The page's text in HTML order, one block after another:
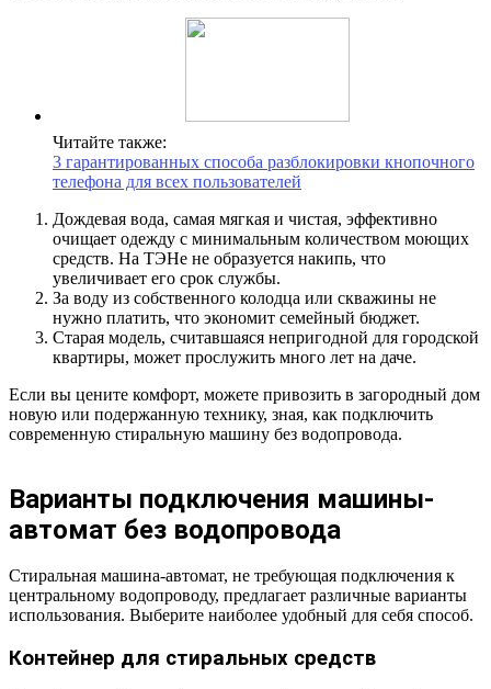
Читайте также:
3 гарантированных способа разблокировки кнопочного
телефона для всех пользователей
Дождевая вода, самая мягкая и чистая, эффективно
очищает одежду с минимальным количеством моющих
средств. На ТЭНе не образуется накипь, что
увеличивает его срок службы.
За воду из собственного колодца или скважины не
нужно платить, что экономит семейный бюджет.
Старая модель, считавшаяся непригодной для городской
квартиры, может прослужить много лет на даче.
Если вы цените комфорт, можете привозить в загородный дом
новую или подержанную технику, зная, как подключить
современную стиральную машину без водопровода.
Варианты подключения машины-
автомат без водопровода
Стиральная машина-автомат, не требующая подключения к
центральному водопроводу, предлагает различные варианты
использования. Выберите наиболее удобный для себя способ.
Контейнер для стиральных средств